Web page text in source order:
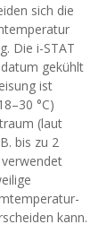
sich die
Die i-STAT
gekühlt
ist
°C)
(laut
bis zu 2
kann.